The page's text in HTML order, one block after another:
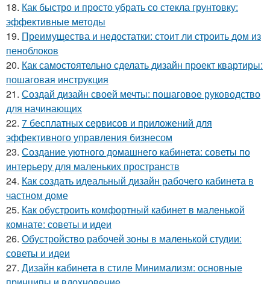
18. Как быстро и просто убрать со стекла грунтовку:
эффективные методы
19. Преимущества и недостатки: стоит ли строить дом из
пеноблоков
20. Как самостоятельно сделать дизайн проект квартиры:
пошаговая инструкция
21. Создай дизайн своей мечты: пошаговое руководство
для начинающих
22. 7 бесплатных сервисов и приложений для
эффективного управления бизнесом
23. Создание уютного домашнего кабинета: советы по
интерьеру для маленьких пространств
24. Как создать идеальный дизайн рабочего кабинета в
частном доме
25. Как обустроить комфортный кабинет в маленькой
комнате: советы и идеи
26. Обустройство рабочей зоны в маленькой студии:
советы и идеи
27. Дизайн кабинета в стиле Минимализм: основные